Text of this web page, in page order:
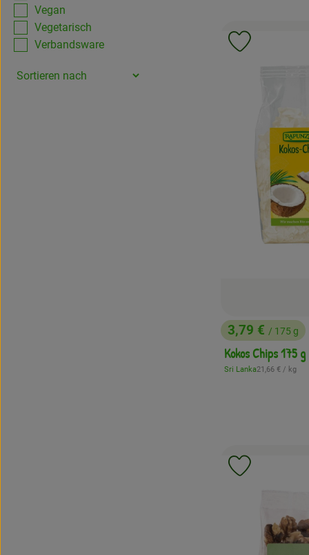
Vegan
Vegetarisch
Verbandsware
, Preis:
3,79 € / 175 g
Kokos Chips 175 g
, Herkunft:
Sri Lanka, Referenzpreis:
21,66 € / kg
Produkt
Produkt